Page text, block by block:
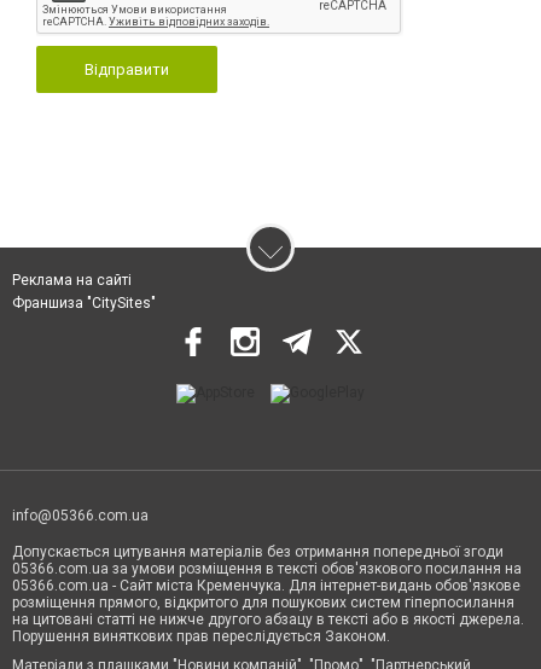
Відправити
Реклама на сайті
Франшиза "CitySites"
info@05366.com.ua
Допускається цитування матеріалів без отримання попередньої згоди
05366.com.ua за умови розміщення в тексті обов'язкового посилання на
05366.com.ua - Сайт міста Кременчука. Для інтернет-видань обов'язкове
розміщення прямого, відкритого для пошукових систем гіперпосилання
на цитовані статті не нижче другого абзацу в тексті або в якості джерела.
Порушення виняткових прав переслідується Законом.
Матеріали з плашками "Новини компаній", "Промо", "Партнерський